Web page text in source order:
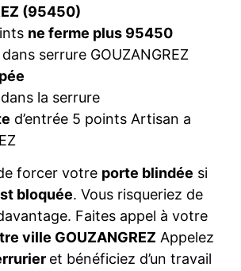
(95450)
ne ferme plus 95450
dans serrure GOUZANGREZ
dans la serrure
d’entrée 5 points Artisan a
forcer votre porte blindée si
bloquée. Vous risqueriez de
Faites appel à votre
ville GOUZANGREZ Appelez
et bénéficiez d’un travail